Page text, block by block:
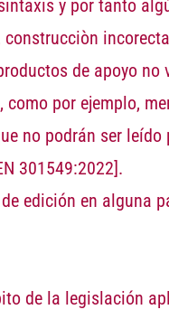
y por tanto
de apoyo
por ejemplo,
no podrán ser
301549:2022].
edición en alguna
de la legislación